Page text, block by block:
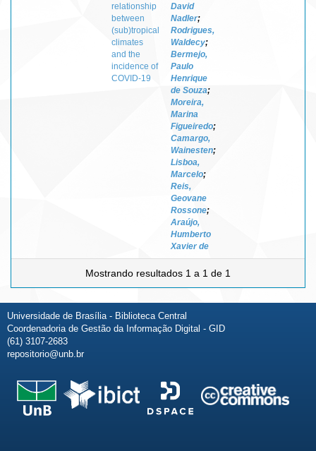
relationship
between
(sub)tropical
climates
and the
incidence of
COVID-19
David
Nadler;
Rodrigues,
Waldecy;
Bermejo,
Paulo
Henrique
de Souza;
Moreira,
Marina
Figueiredo;
Camargo,
Wainesten;
Lisboa,
Marcelo;
Reis,
Geovane
Rossone;
Araújo,
Humberto
Xavier de
Mostrando resultados 1 a 1 de 1
Universidade de Brasília - Biblioteca Central
Coordenadoria de Gestão da Informação Digital - GID
(61) 3107-2683
repositorio@unb.br